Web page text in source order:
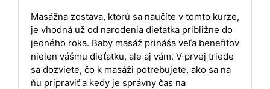
Masážna zostava, ktorú sa naučíte v tomto kurze,
je vhodná už od narodenia dieťatka približne do
jedného roka. Baby masáž prináša veľa benefitov
nielen vášmu dieťatku, ale aj vám. V prvej triede
sa dozviete, čo k masáži potrebujete, ako sa na
ňu pripraviť a kedy je správny čas na